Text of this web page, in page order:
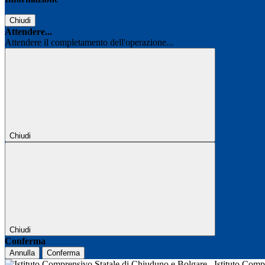
Chiudi
Attendere...
Attendere il completamento dell'operazione...
Chiudi
Chiudi
Conferma
Annulla Conferma